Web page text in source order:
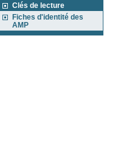
Clés de lecture
Fiches d'identité des
AMP